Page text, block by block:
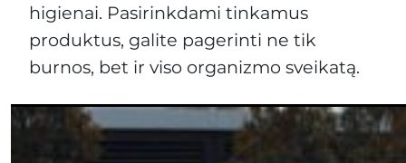
higienai. Pasirinkdami tinkamus
produktus, galite pagerinti ne tik
burnos, bet ir viso organizmo sveikatą.